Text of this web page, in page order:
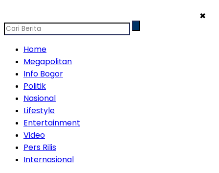
✖
Home
Megapolitan
Info Bogor
Politik
Nasional
Lifestyle
Entertainment
Video
Pers Rilis
Internasional